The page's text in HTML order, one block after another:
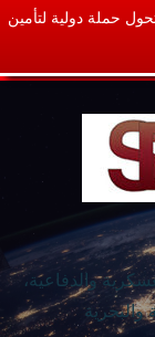
حملة دولية لتأمين
والدفاعية،
والبحرية